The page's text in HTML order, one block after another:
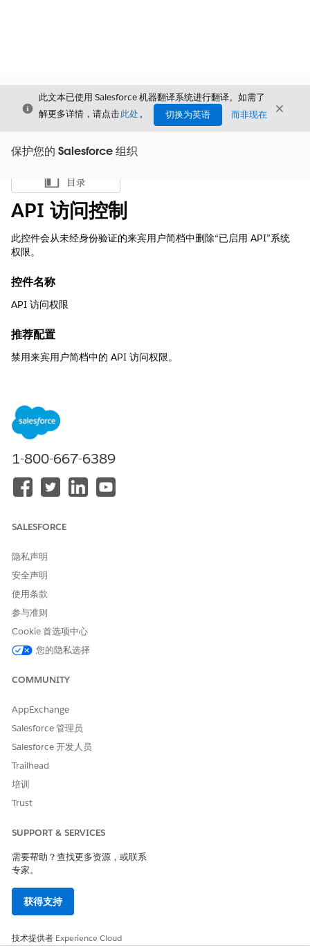
关闭
此文本已使用 Salesforce 机器翻译系统进行翻译。如需了
解更多详情，请点击此处。 切换为英语 而非现在 关闭
保护您的 Salesforce 组织
显示目录
目录
API 访问控制
此控件会从未经身份验证的来宾用户简档中删除“已启用 API”系统
权限。
控件名称
API 访问权限
推荐配置
禁用来宾用户简档中的 API 访问权限。
此控制会从未经身份验证的来宾用户简档中删除“已启用 API”系统
权限，阻止匿名用户通过 REST 或 SOAP API 等编程界面访问
Salesforce 数据。
安全风险（如果未配置）
在启用时，匿名攻击者可以使用标准 Salesforce API 端点系统地探
恶意行为者使用脚本扫描您的公共站点的端点，发现敏感对象名称
或字段，并下载他们拥有“读取”访问权限的所有记录，而无需登
录。
估计的 CVSS 得分范围
关键 (9.0–10.0)。
风险影响注意事项
露和自动“搜罗”的风险，这可能会导致重大隐私侵犯和监管罚款。
高风险
如果来宾用户简档对包含个人身份信息 (PII) 的对象拥有“读取”访问
权限，或者如果手动绕过了“保护来宾用户记录访问权限”设置。
如果公司已经将来宾用户限制为零对象权限，并强制实施默认拒绝
访问所有记录的“专用”共享模式。
禁用此权限可能会破坏自定义前端组件或外部集成，这些组件或集
成依赖于对站点进行未经身份验证的 API 调用来显示公共信息，例
1-800-667-6389
SALESFORCE
隐私声明
安全声明
使用条款
参与准则
Cookie 首选项中心
您的隐私选择
COMMUNITY
AppExchange
Salesforce 管理员
Salesforce 开发人员
Trailhead
培训
Trust
SUPPORT & SERVICES
需要帮助？查找更多资源，或联系
专家。
获得支持
技术提供者 Experience Cloud